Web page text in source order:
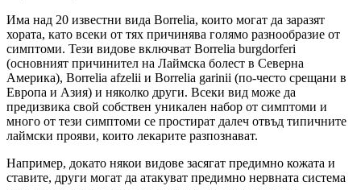
Има над 20 известни вида Borrelia, които могат да заразят
хората, като всеки от тях причинява голямо разнообразие от
симптоми. Тези видове включват Borrelia burgdorferi
(основният причинител на Лаймска болест в Северна
Америка), Borrelia afzelii и Borrelia garinii (по-често срещани в
Европа и Азия) и няколко други. Всеки вид може да
предизвика свой собствен уникален набор от симптоми и
много от тези симптоми се простират далеч отвъд типичните
лаймски прояви, които лекарите разпознават.
Например, докато някои видове засягат предимно кожата и
ставите, други могат да атакуват предимно нервната система